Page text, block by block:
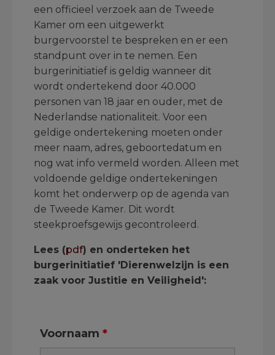
een officieel verzoek aan de Tweede
Kamer om een uitgewerkt
burgervoorstel te bespreken en er een
standpunt over in te nemen. Een
burgerinitiatief is geldig wanneer dit
wordt ondertekend door 40.000
personen van 18 jaar en ouder, met de
Nederlandse nationaliteit. Voor een
geldige ondertekening moeten onder
meer naam, adres, geboortedatum en
nog wat info vermeld worden. Alleen met
voldoende geldige ondertekeningen
komt het onderwerp op de agenda van
de Tweede Kamer. Dit wordt
steekproefsgewijs gecontroleerd.
Lees (pdf) en onderteken het
burgerinitiatief 'Dierenwelzijn is een
zaak voor Justitie en Veiligheid':
Voornaam *